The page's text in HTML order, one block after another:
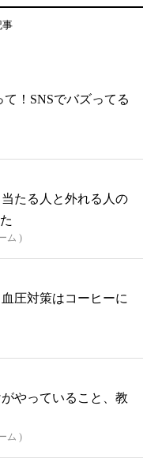
事
て！SNSでバズってる
たる人と外れる人の
ム )
圧対策はコーヒーに
やっていること、教
ム )